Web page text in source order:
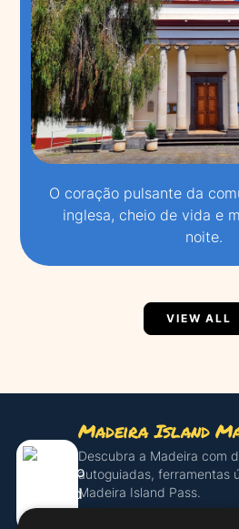
O coração pulsante da
inglesa, cheio de vida e
noite.
VIEW ALL
Madeira Island
Descubra a Madeira com
autoguiadas, ferramentas
Madeira Island Pass.